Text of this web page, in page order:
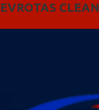
EVROTAS CLEAN